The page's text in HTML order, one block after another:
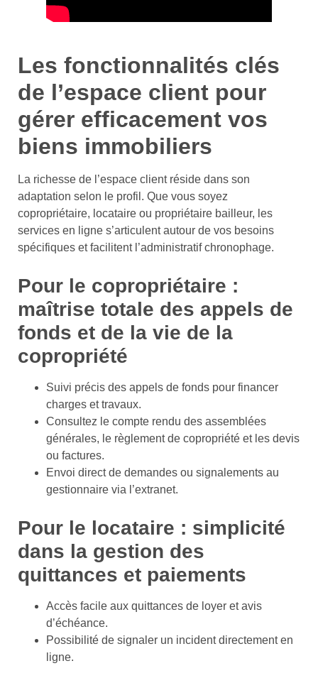
Les fonctionnalités clés
de l’espace client pour
gérer efficacement vos
biens immobiliers
La richesse de l’espace client réside dans son
adaptation selon le profil. Que vous soyez
copropriétaire, locataire ou propriétaire bailleur, les
services en ligne s’articulent autour de vos besoins
spécifiques et facilitent l’administratif chronophage.
Pour le copropriétaire :
maîtrise totale des appels de
fonds et de la vie de la
copropriété
Suivi précis des appels de fonds pour financer
charges et travaux.
Consultez le compte rendu des assemblées
générales, le règlement de copropriété et les devis
ou factures.
Envoi direct de demandes ou signalements au
gestionnaire via l’extranet.
Pour le locataire : simplicité
dans la gestion des
quittances et paiements
Accès facile aux quittances de loyer et avis
d’échéance.
Possibilité de signaler un incident directement en
ligne.